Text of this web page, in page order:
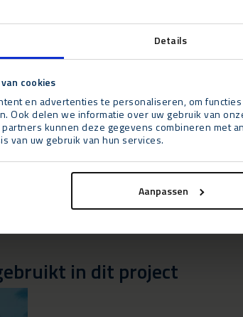
Details
cookies
en advertenties te personaliseren, om
Ook delen we informatie over uw gebruik van
kunnen deze gegevens combineren met
van uw gebruik van hun services.
Aanpassen
Resultaat
Alex Firth, Directeur
wat we met de Alure Globe
en een prachtige sfeer voor
van Neptunus tijdens de
in dit project